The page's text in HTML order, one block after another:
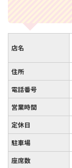
店名
住所
電話番号
営業時間
定休日
駐車場
座席数